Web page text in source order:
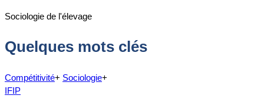
Sociologie de l'élevage
Quelques mots clés
Compétitivité+ Sociologie+
IFIP